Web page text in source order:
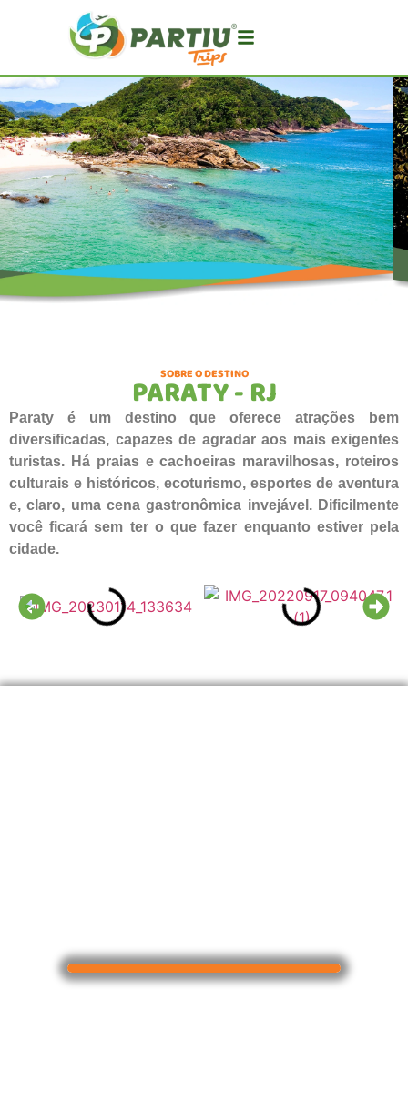
SOBRE O DESTINO
PARATY - RJ
Paraty é um destino que oferece atrações bem
diversificadas, capazes de agradar aos mais exigentes
turistas. Há praias e cachoeiras maravilhosas, roteiros
culturais e históricos, ecoturismo, esportes de aventura
e, claro, uma cena gastronômica invejável. Dificilmente
você ficará sem ter o que fazer enquanto estiver pela
cidade.